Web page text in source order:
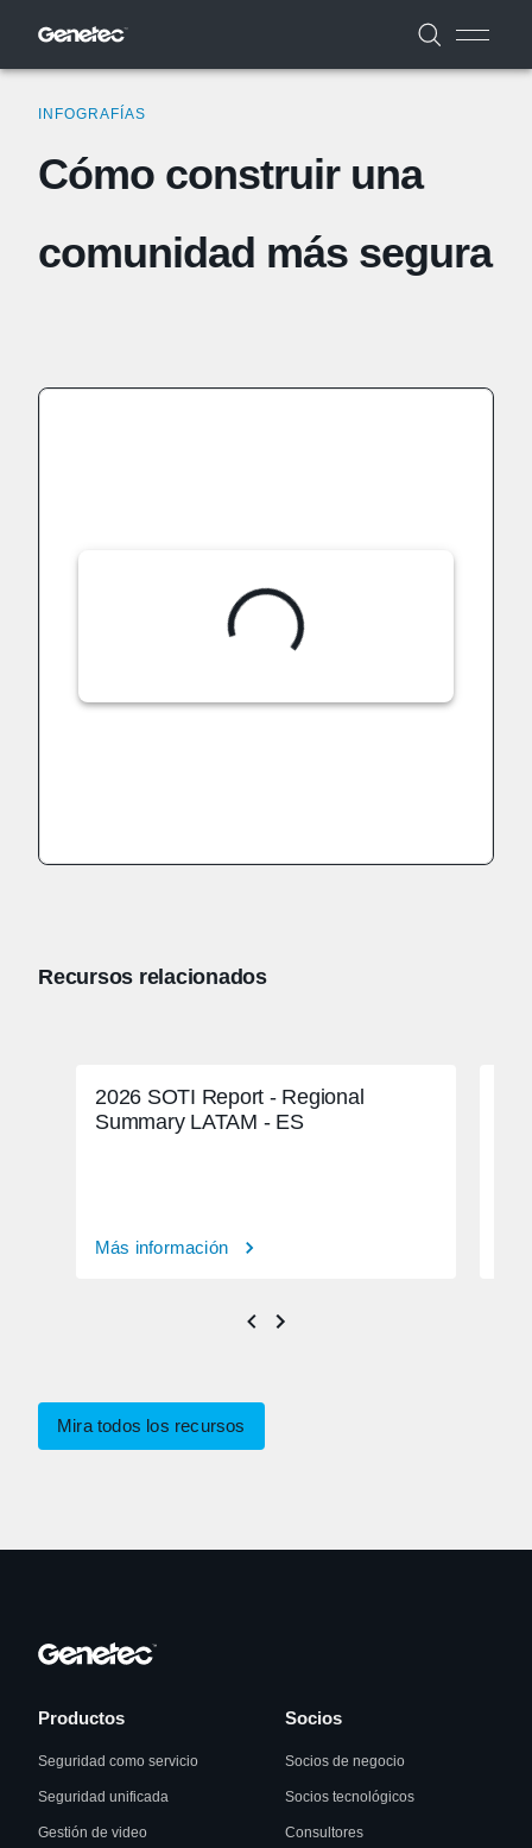
INFOGRAFÍAS
Cómo construir una
comunidad más segura
Recursos relacionados
2026 SOTI Report - Regional
Summary LATAM - ES
Más información
Mira todos los recursos
Productos
Seguridad como servicio
Seguridad unificada
Gestión de video
Socios
Socios de negocio
Socios tecnológicos
Consultores